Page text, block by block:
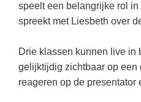
Eerste wereldoorlog
Feest- en
Godsdienstonderwijs
Rekenen
Taalvaardigheid
Vakoverstijgend
speelt een belangrijke rol
spreekt met Liesbeth over
Drie klassen kunnen live in
gelijktijdig zichtbaar op een
reageren op de presentator